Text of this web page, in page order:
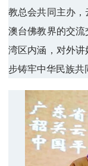
教总会共同主办
澳台佛教界的交
湾区内涵，对外
步铸牢中华民族共